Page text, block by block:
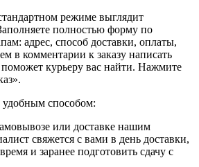
режиме выглядит
полностью форму по
адрес, способ доставки, оплаты,
в комментарии к заказу написать
курьеру вас найти. Нажмите
способом:
или доставке нашим
свяжется с вами в день доставки,
и заранее подготовить сдачу с